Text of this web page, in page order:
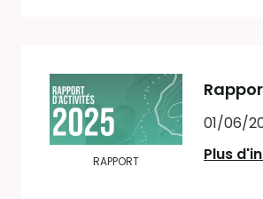
RAPPORT
01/06/
Plus